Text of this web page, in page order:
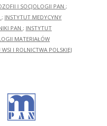
I SOCJOLOGII PAN ;
; INSTYTUT MEDYCYNY
PAN ; INSTYTUT
MATERIAŁÓW
I ROLNICTWA POLSKIEJ